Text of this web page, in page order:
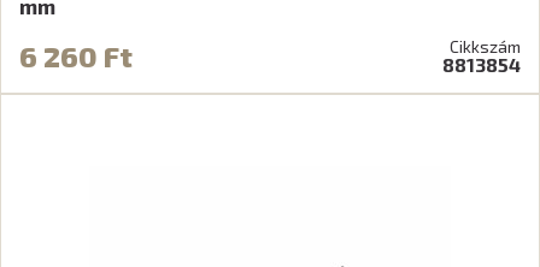
mm
6 260 Ft Cikkszám
8813854